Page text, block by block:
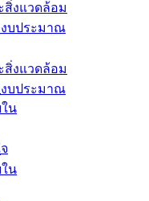
งแวดล้อม
บประมาณ
น
งแวดล้อม
บประมาณ
น
วามเห็นคณะกรรมการ
ความสะดวกในการ
2558
ที่ต้องการใช้งานระบบ
รมการปกครอง
นบุคคลของหน่วยงาน
าชการทาง